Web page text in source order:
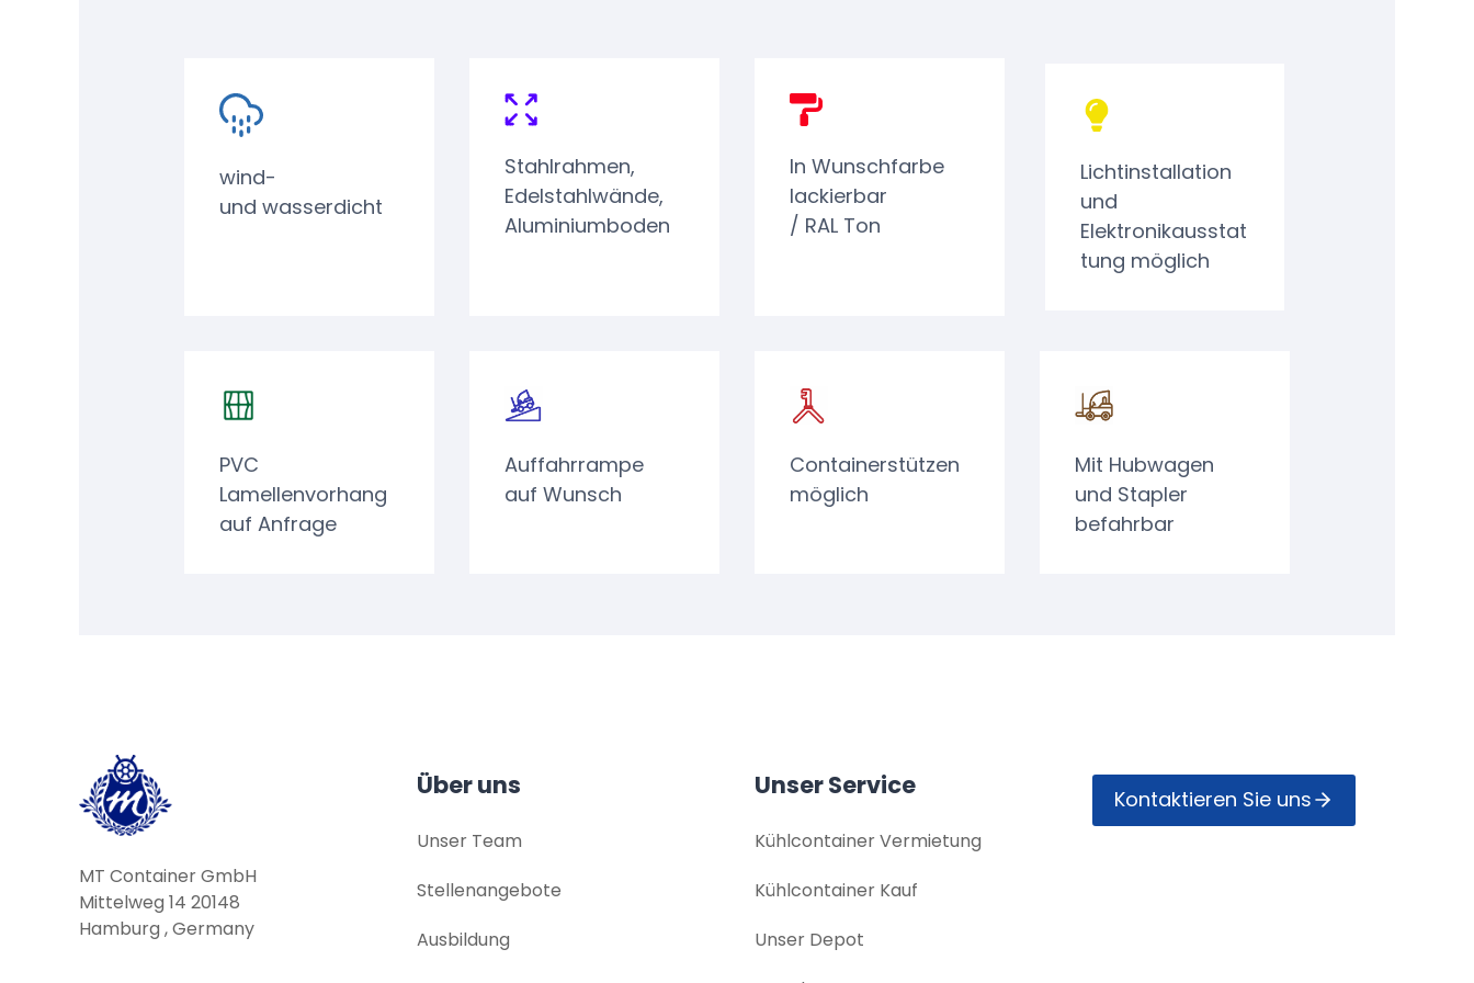
wind-
und wasserdicht
Stahlrahmen,
Edelstahlwände,
Aluminiumboden
In Wunschfarbe
lackierbar
/ RAL Ton
Lichtinstallation
und
Elektronikausstat
tung möglich
PVC
Lamellenvorhang
auf Anfrage
Auffahrrampe
auf Wunsch
Containerstützen
möglich
Mit Hubwagen
und Stapler
befahrbar
MT Container GmbH
Mittelweg 14 20148
Hamburg , Germany
Über uns
Unser Team
Stellenangebote
Ausbildung
Unser Service
Kühlcontainer Vermietung
Kühlcontainer Kauf
Unser Depot
Kontak­tieren Sie uns